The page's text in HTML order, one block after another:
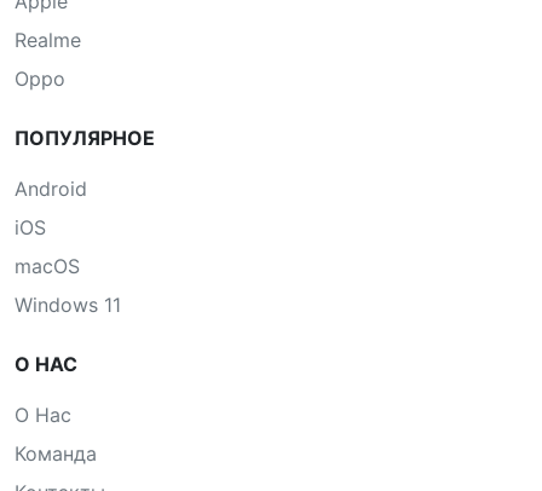
Realme
Oppo
ПОПУЛЯРНОЕ
Android
iOS
macOS
Windows 11
О НАС
О Нас
Команда